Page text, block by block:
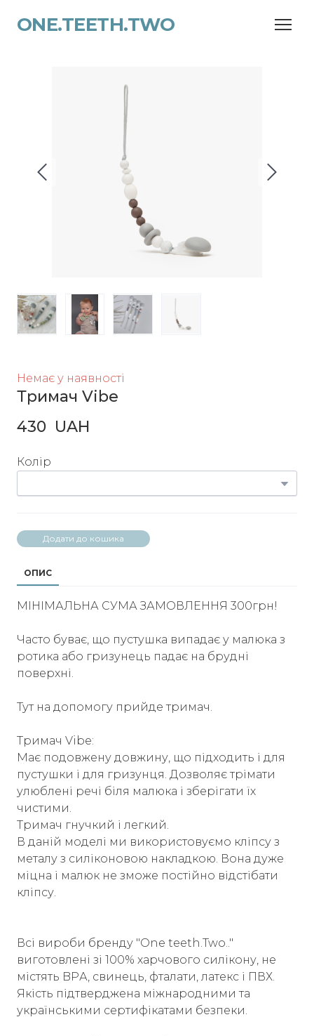
ONE.TEETH.TWO
Немає у наявності
Тримач Vibe
430  UAH
Колір
Додати до кошика
ОПИС
МІНІМАЛЬНА СУМА ЗАМОВЛЕННЯ 300грн!
Часто буває, що пустушка випадає у малюка з
ротика або гризунець падає на брудні
поверхні.
Тут на допомогу прийде тримач.
Тримач Vibe:
Має подовжену довжину, що підходить і для
пустушки і для гризунця. Дозволяє трімати
улюблені речі біля малюка і зберігати їх
чистими.
Тримач гнучкий і легкий.
В даній моделі ми використовуємо кліпсу з
металу з силіконовою накладкою. Вона дуже
міцна і малюк не зможе постійно відстібати
кліпсу.
Всі вироби бренду "One teeth.Two.."
виготовлені зі 100% харчового силікону, не
містять BPА, свинець, фталати, латекс і ПВХ.
Якість підтверджена міжнародними та
українськими сертифікатами безпеки.